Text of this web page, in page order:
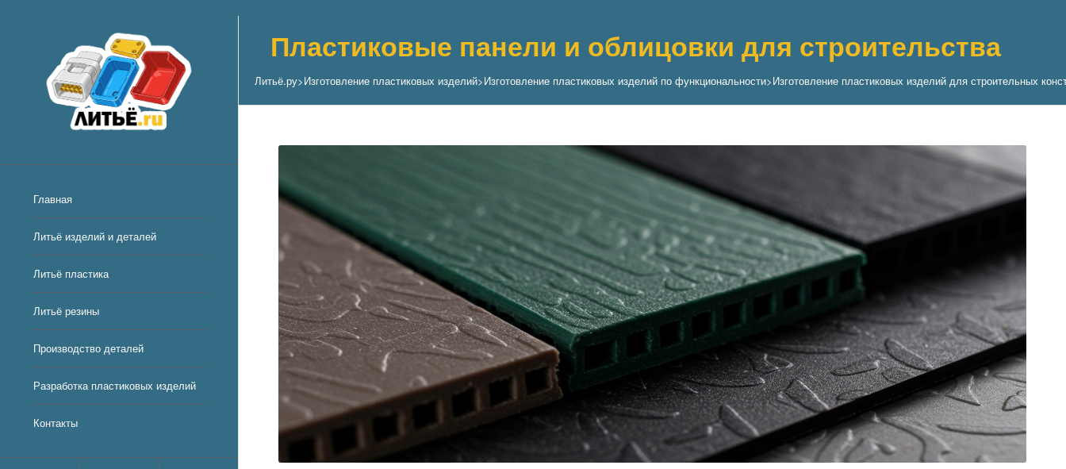
Главная
Литьё изделий и деталей
Литьё пластика
Литьё резины
Производство деталей
Разработка пластиковых изделий
Контакты
Пластиковые панели и облицовки для строительства
Литьё.ру>Изготовление пластиковых изделий>Изготовление пластиковых изделий по функциональности>Изготовление пластиковых изделий для строительных